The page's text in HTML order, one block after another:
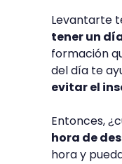
Levantarte
tener un
formación
del día te
evitar el
Entonces,
hora de
hora y